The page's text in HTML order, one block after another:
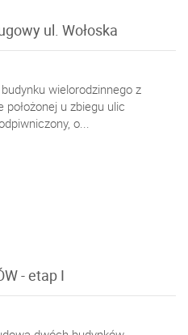
ul. Wołoska
wielorodzinnego z
położonej u zbiegu ulic
o...
- etap I